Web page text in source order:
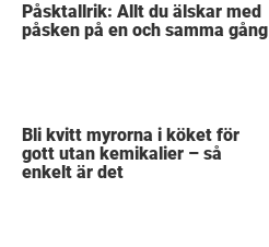
Påsktallrik: Allt du älskar med
påsken på en och samma gång
Bli kvitt myrorna i köket för
gott utan kemikalier – så
enkelt är det